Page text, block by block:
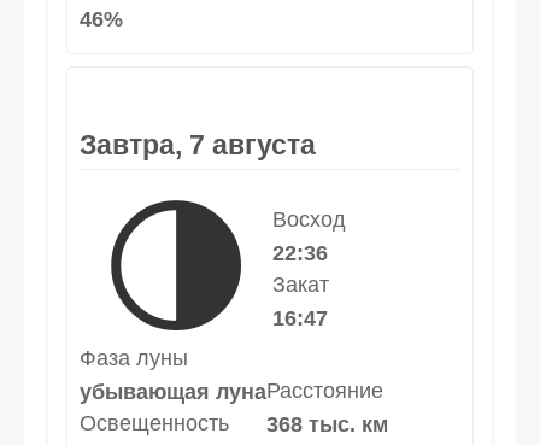
46%
Завтра, 7 августа
🌗
Восход
22:36
Закат
16:47
Фаза луны
убывающая луна
Освещенность
Расстояние
368 тыс. км